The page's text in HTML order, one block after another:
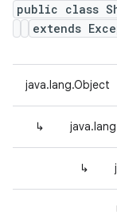
public class
extends
java.lang.Object
↳
↳